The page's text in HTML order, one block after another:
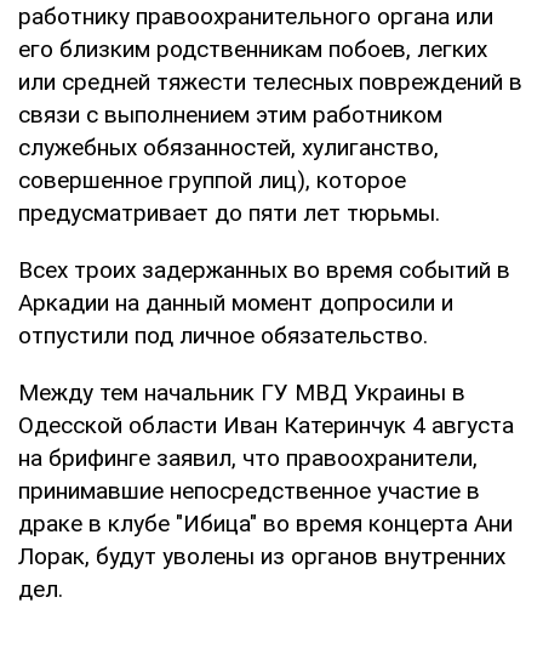
работнику правоохранительного органа или
его близким родственникам побоев, легких
или средней тяжести телесных повреждений в
связи с выполнением этим работником
служебных обязанностей, хулиганство,
совершенное группой лиц), которое
предусматривает до пяти лет тюрьмы.
Всех троих задержанных во время событий в
Аркадии на данный момент допросили и
отпустили под личное обязательство.
Между тем начальник ГУ МВД Украины в
Одесской области Иван Катеринчук 4 августа
на брифинге заявил, что правоохранители,
принимавшие непосредственное участие в
драке в клубе "Ибица" во время концерта Ани
Лорак, будут уволены из органов внутренних
дел.